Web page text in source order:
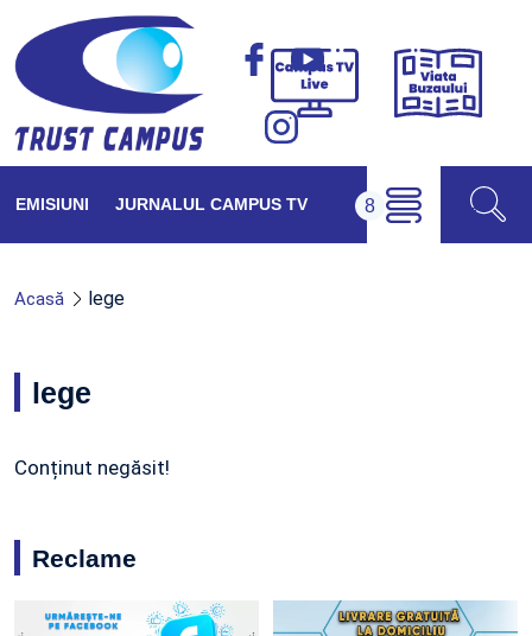
Campus
Viața
EMISIUNI JURNALUL CAMPUS TV
Acasă lege
lege
Conținut negăsit!
Reclame